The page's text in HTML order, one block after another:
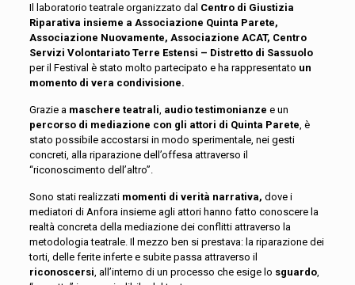
Il laboratorio teatrale organizzato dal Centro di Giustizia
Riparativa insieme a Associazione Quinta Parete,
Associazione Nuovamente, Associazione ACAT, Centro
Servizi Volontariato Terre Estensi – Distretto di Sassuolo
per il Festival è stato molto partecipato e ha rappresentato un
momento di vera condivisione.
Grazie a maschere teatrali, audio testimonianze e un
percorso di mediazione con gli attori di Quinta Parete, è
stato possibile accostarsi in modo sperimentale, nei gesti
concreti, alla riparazione dell’offesa attraverso il
“riconoscimento dell’altro”.
Sono stati realizzati momenti di verità narrativa, dove i
mediatori di Anfora insieme agli attori hanno fatto conoscere la
realtà concreta della mediazione dei conflitti attraverso la
metodologia teatrale. Il mezzo ben si prestava: la riparazione dei
torti, delle ferite inferte e subite passa attraverso il
riconoscersi, all’interno di un processo che esige lo sguardo,